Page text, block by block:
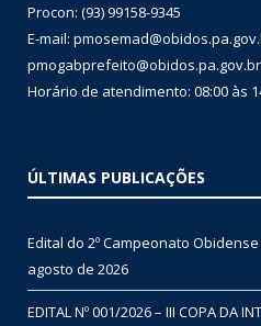
Procon: (93) 99158-9345
E-mail:
pmogabprefeito@obidos.pa.gov.br
Horário de atendimento: 08:00 às
ÚLTIMAS PUBLICAÇÕES
Edital do 2º Campeonato
agosto de 2026
EDITAL Nº 001/2026 – III COPA DA